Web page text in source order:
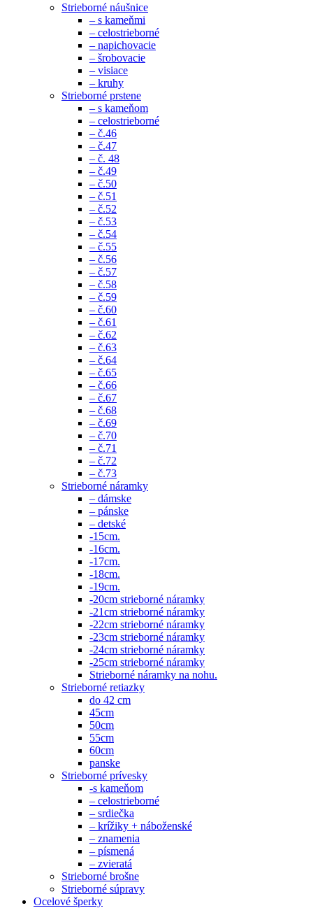
Strieborné náušnice
– s kameňmi
– celostrieborné
– napichovacie
– šrobovacie
– visiace
– kruhy
Strieborné prstene
– s kameňom
– celostrieborné
– č.46
– č.47
– č. 48
– č.49
– č.50
– č.51
– č.52
– č.53
– č.54
– č.55
– č.56
– č.57
– č.58
– č.59
– č.60
– č.61
– č.62
– č.63
– č.64
– č.65
– č.66
– č.67
– č.68
– č.69
– č.70
– č.71
– č.72
– č.73
Strieborné náramky
– dámske
– pánske
– detské
-15cm.
-16cm.
-17cm.
-18cm.
-19cm.
-20cm strieborné náramky
-21cm strieborné náramky
-22cm strieborné náramky
-23cm strieborné náramky
-24cm strieborné náramky
-25cm strieborné náramky
Strieborné náramky na nohu.
Strieborné retiazky
do 42 cm
45cm
50cm
55cm
60cm
panske
Strieborné prívesky
-s kameňom
– celostrieborné
– srdiečka
– krížiky + náboženské
– znamenia
– písmená
– zvieratá
Strieborné brošne
Strieborné súpravy
Ocelové šperky